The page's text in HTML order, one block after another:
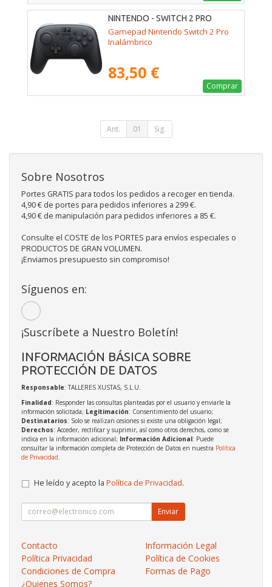
NINTENDO - SWITCH 2 PRO
Gamepad Nintendo Switch 2 Pro
Inalámbrico
83,50 €
Comprar
Ant. 01 Sig.
Sobre Nosotros
Portes GRATIS para todos los pedidos a recoger en tienda.
4,90 € de portes para pedidos inferiores a 299 €.
4,90 € de manipulación para pedidos inferiores a 85 €.
Consulte el COSTE de los PORTES para envíos especiales o
PRODUCTOS DE GRAN VOLUMEN.
¡Enviamos presupuesto sin compromiso!
Síguenos en:
¡Suscríbete a Nuestro Boletín!
INFORMACIÓN BÁSICA SOBRE
PROTECCIÓN DE DATOS
Responsable: TALLERES XUSTAS, S.L.U.
Finalidad: Responder las consultas planteadas por el usuario y enviarle la
información solicitada; Legitimación: Consentimiento del usuario;
Destinatarios: Solo se realizan cesiones si existe una obligación legal;
Derechos: Acceder, rectificar y suprimir, así como otros derechos, como se
indica en la información adicional; Información Adicional: Puede
consultar la información completa de Protección de Datos en nuestra Política
de Privacidad
He leído y acepto la Política de Privacidad.
Enviar
Contacto
Información Legal
Política Privacidad
Política de Cookies
Condiciones de Compra
Formas de Pago
¿Quienes Somos?